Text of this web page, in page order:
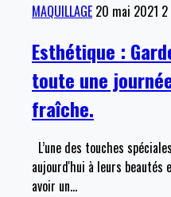
MAQUILLAGE 20 mai 2021
Esthétique :
toute une
fraîche.
L’une des touches
aujourd'hui à leurs beautés
avoir un…